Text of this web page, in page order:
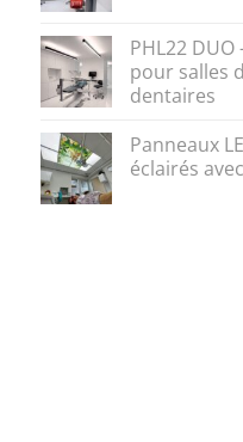
PHL22
pour salles
dentaires
Panneaux
éclairés